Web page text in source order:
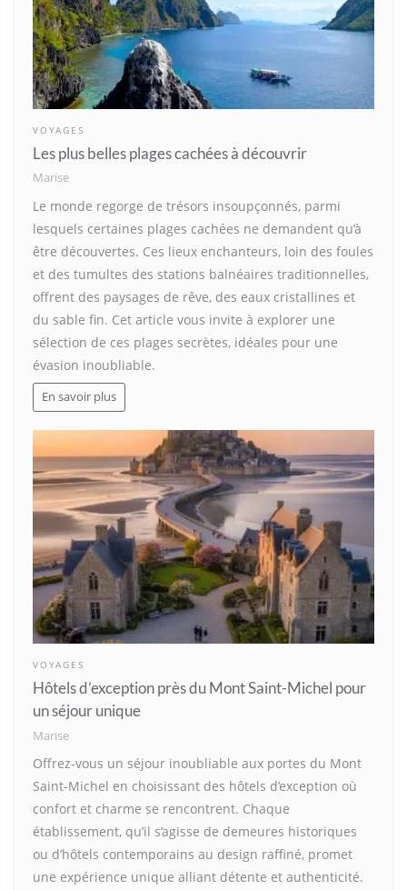
VOYAGES
Les plus belles plages cachées à découvrir
Marise
Le monde regorge de trésors insoupçonnés, parmi
lesquels certaines plages cachées ne demandent qu’à
être découvertes. Ces lieux enchanteurs, loin des foules
et des tumultes des stations balnéaires traditionnelles,
offrent des paysages de rêve, des eaux cristallines et
du sable fin. Cet article vous invite à explorer une
sélection de ces plages secrètes, idéales pour une
évasion inoubliable.
En savoir plus
VOYAGES
Hôtels d’exception près du Mont Saint-Michel pour
un séjour unique
Marise
Offrez-vous un séjour inoubliable aux portes du Mont
Saint-Michel en choisissant des hôtels d’exception où
confort et charme se rencontrent. Chaque
établissement, qu’il s’agisse de demeures historiques
ou d’hôtels contemporains au design raffiné, promet
une expérience unique alliant détente et authenticité.